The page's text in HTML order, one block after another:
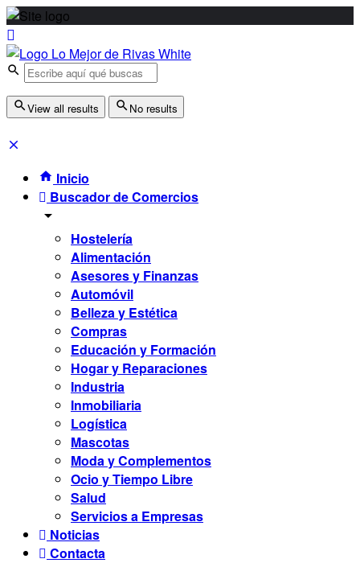
View all results No results
Inicio
Buscador de Comercios
Hostelería
Alimentación
Asesores y Finanzas
Automóvil
Belleza y Estética
Compras
Educación y Formación
Hogar y Reparaciones
Industria
Inmobiliaria
Logística
Mascotas
Moda y Complementos
Ocio y Tiempo Libre
Salud
Servicios a Empresas
Noticias
Contacta